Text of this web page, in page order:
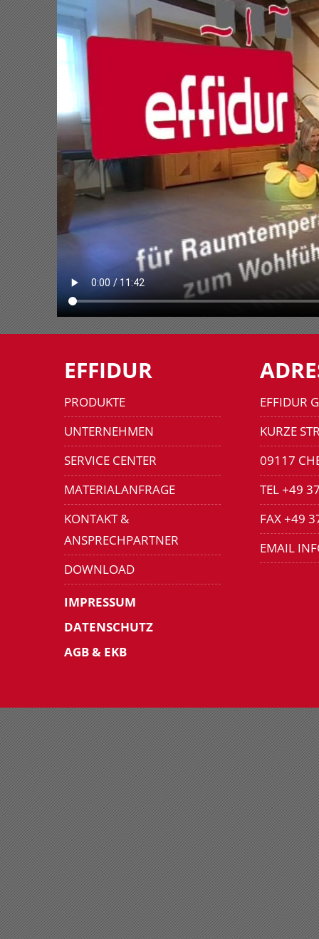
EFFIDUR
PRODUKTE
UNTERNEHMEN
SERVICE CENTER
MATERIALANFRAGE
KONTAKT &
ANSPRECHPARTNER
DOWNLOAD
IMPRESSUM
DATENSCHUTZ
AGB & EKB
EFFIDUR
KURZE
09117
TEL +49
FAX +49
EMAIL